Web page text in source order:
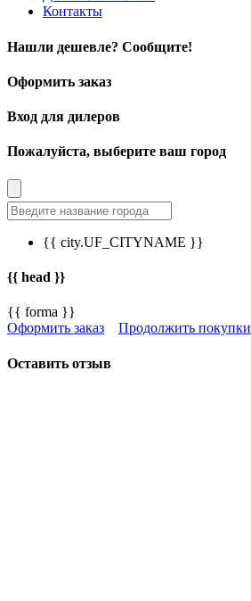
Контакты
Нашли дешевле? Сообщите!
Оформить заказ
Вход для дилеров
Пожалуйста, выберите ваш город
{{ city.UF_CITYNAME }}
{{ head }}
{{ forma }}
Оформить заказ
Продолжить покупки
Оставить отзыв